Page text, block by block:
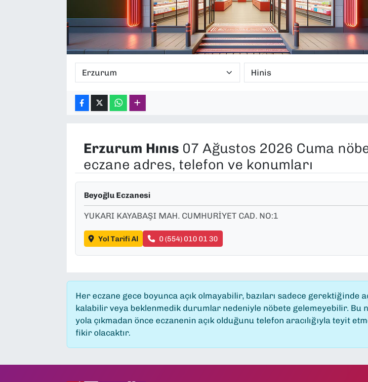
Erzurum Hınıs07 Ağustos 2026 Cuma
eczane adres, telefon ve konumları
Beyoğlu Eczanesi
YUKARI KAYABAŞI MAH. CUMHURİYET CAD. NO:1
Yol Tarifi Al 0 (554) 010 01 30
Her eczane gece boyunca açık olmayabilir, bazıları sadece gerektiğinde
kalabilir veya beklenmedik durumlar nedeniyle nöbete gelemeyebilir. Bu
yola çıkmadan önce eczanenin açık olduğunu telefon aracılığıyla teyit
fikir olacaktır.